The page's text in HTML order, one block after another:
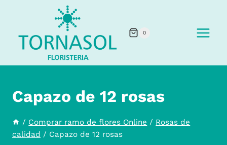
contenido
0
Capazo de 12 rosas
/ Comprar ramo de flores Online / Rosas de
calidad / Capazo de 12 rosas